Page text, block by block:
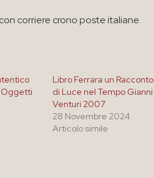
corriere crono poste italiane.
Oggetti
Libro Ferrara un Racconto
di Luce nel Tempo Gianni
Venturi 2007
28 Novembre 2024
Articolo simile